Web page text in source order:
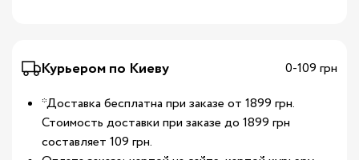
Курьером по Киеву
0-109 грн
*Доставка бесплатна при заказе от 1899 грн.
Стоимость доставки при заказе до 1899 грн
составляет 109 грн.